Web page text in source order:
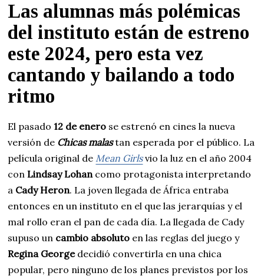
Las alumnas más polémicas
del instituto están de estreno
este 2024, pero esta vez
cantando y bailando a todo
ritmo
El pasado12 de enero se estrenó en cines la nueva
versión de Chicas malastan esperada por el público. La
película original deMean Girlsvio la luz en el año 2004
conLindsay Lohancomo protagonista interpretando
a Cady Heron. La joven llegada de África entraba
entonces en un instituto en el que las jerarquías y el
mal rollo eran el pan de cada día. La llegada de Cady
supuso un cambio absoluto en las reglas del juego y
Regina Georgedecidió convertirla en una chica
popular, pero ninguno de los planes previstos por los